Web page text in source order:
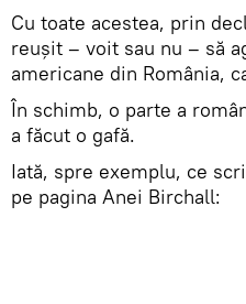
Cu toate acestea, prin
reușit – voit sau nu – să
americane din România,
În schimb, o parte a
a făcut o gafă.
Iată, spre exemplu, ce
pe pagina Anei Birchall: